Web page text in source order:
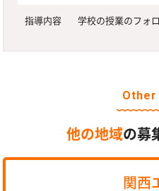
指導内容 学校の授業のフォ
他の地域の募
関西